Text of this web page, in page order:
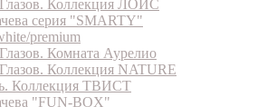
Коллекция ЛОЙС
серия "SMARTY"
premium
Комната Аурелио
Коллекция NATURE
Коллекция ТВИСТ
"FUN-BOX"